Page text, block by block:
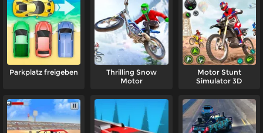
Parkplatz freigeben
Thrilling Snow
Motor
Motor Stunt
Simulator 3D